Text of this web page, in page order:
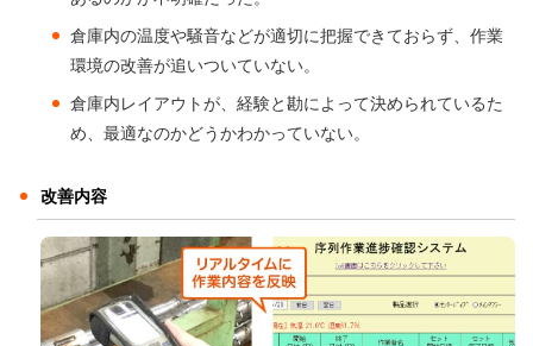
倉庫内の温度や騒音などが適切に把握できておらず、作業
環境の改善が追いついていない。
倉庫内レイアウトが、経験と勘によって決められているた
め、最適なのかどうかわかっていない。
改善内容